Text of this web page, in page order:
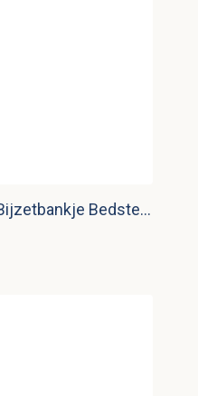
Keukenbankje Bijzetbankje Bedsteebankje